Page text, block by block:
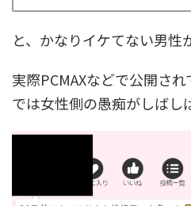
と、かなりイケてない男性
実際PCMAXなどで公開さ
では女性側の愚痴がしばし